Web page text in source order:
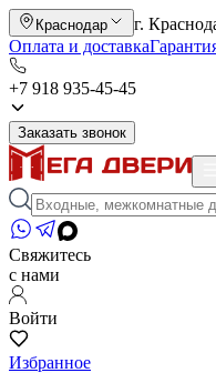
Краснодар
г.
Оплата и доставка
+7 918 935-45-45
Заказать звонок
Свяжитесь
с нами
Войти
Избранное